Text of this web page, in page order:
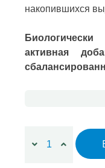
накопившихся
активная
Количество